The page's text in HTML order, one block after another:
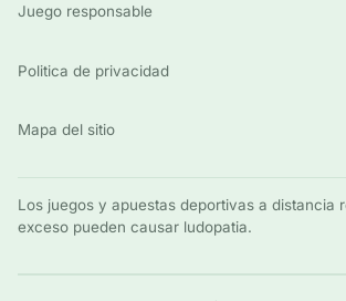
Juego responsable
Politica de privacidad
Mapa del sitio
Los juegos y apuestas deportivas a distancia
exceso pueden causar ludopatia.